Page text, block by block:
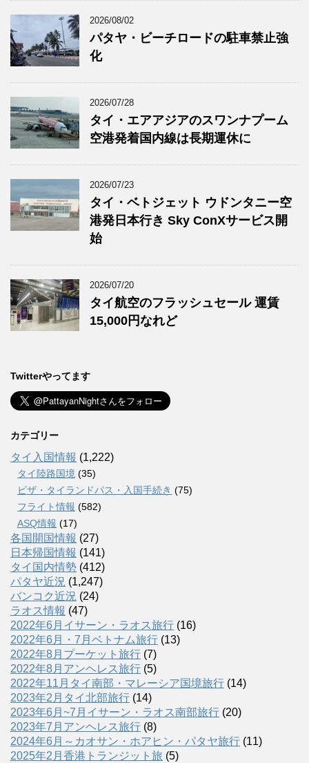
2026/08/02
パタヤ・ビーチロードの駐車禁止強
化
2026/07/28
タイ・エアアジアのスワンナプーム
空港発着国内線は長期運休に
2026/07/23
タイ・ベトジェット ウドンタニー空
港発日本行き Sky ConXサービス開
始
2026/07/20
タイ航空のフラッシュセール 運賃
15,000円なれど
Twitterやってます
カテゴリー
タイ入国情報 (1,222)
タイ陸路国境 (35)
ビザ・タイランドパス・入国手続き (75)
フライト情報 (582)
ASQ情報 (17)
各国開国情報 (27)
日本帰国情報 (141)
タイ国内情勢 (412)
パタヤ近況 (1,247)
バンコク近況 (24)
ラオス情報 (47)
2022年6月イサーン・ラオス旅行 (16)
2022年6月・7月ベトナム旅行 (13)
2022年8月プーケット旅行 (7)
2022年8月アンヘレス旅行 (5)
2022年11月タイ南部・マレーシア国境旅行 (14)
2023年2月タイ北部旅行 (14)
2023年6月~7月イサーン・ラオス南部旅行 (20)
2023年7月アンヘレス旅行 (8)
2024年6月～カオサン・ホアヒン・パタヤ旅行 (11)
2025年2月香港トランジット旅 (5)